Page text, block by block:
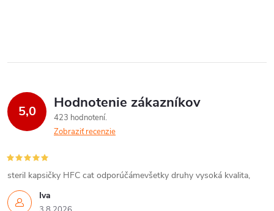
t
o
v
v
l
d
a
c
i
e
5,0 Hodnotenie zákazníkov
423 hodnotení
Zobraziť recenzie
Iva
steril kapsičky HFC cat odporúčámevšetky druhy vysoká kvalita,